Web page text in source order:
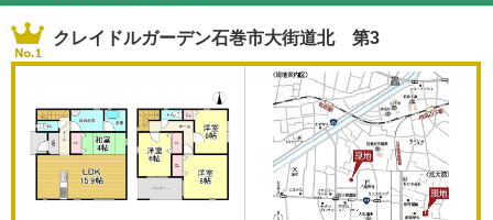
クレイドルガーデン石巻市大街道北 第3